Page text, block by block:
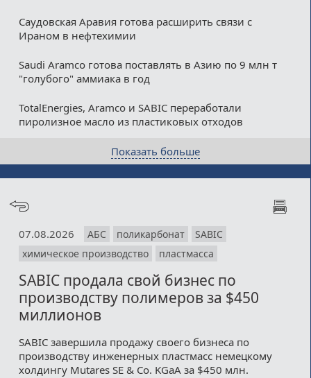
Саудовская Аравия готова расширить связи с
Ираном в нефтехимии
Saudi Aramco готова поставлять в Азию по 9 млн т
"голубого" аммиака в год
TotalEnergies, Aramco и SABIC переработали
пиролизное масло из пластиковых отходов
Показать больше
07.08.2026 АБС поликарбонат
SABIC
химическое производство
пластмасса
SABIC продала свой бизнес по
производству полимеров за $450
миллионов
SABIC завершила продажу своего бизнеса по
производству инженерных пластмасс немецкому
холдингу Mutares SE & Co. KGaA за $450 млн.